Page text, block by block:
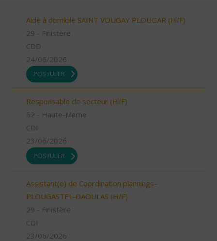
Aide à domicile SAINT VOUGAY PLOUGAR (H/F)
29 - Finistère
CDD
24/06/2026
POSTULER
Responsable de secteur (H/F)
52 - Haute-Marne
CDI
23/06/2026
POSTULER
Assistant(e) de Coordination plannings-
PLOUGASTEL-DAOULAS (H/F)
29 - Finistère
CDI
23/06/2026